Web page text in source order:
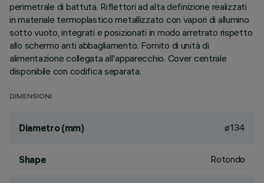
perimetrale di battuta. Riflettori ad alta definizione realizzati
in materiale termoplastico metallizzato con vapori di allumino
sotto vuoto, integrati e posizionati in modo arretrato rispetto
allo schermo anti abbagliamento. Fornito di unità di
alimentazione collegata all'apparecchio. Cover centrale
disponibile con codifica separata.
DIMENSIONI
Diametro (mm) ø134
Shape Rotondo